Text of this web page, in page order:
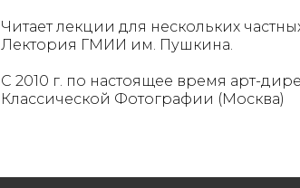
Читает лекции для нескольких
Лектория ГМИИ им. Пушкина.
С 2010 г. по настоящее время арт-
Классической Фотографии (Москва)